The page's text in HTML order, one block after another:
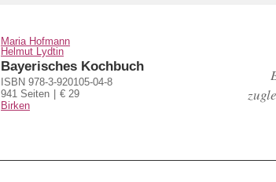
Maria Hofmann
Helmut Lydtin
Bayerisches Kochbuch
ISBN 978-3-920105-04-8
941 Seiten
€ 29
Birken